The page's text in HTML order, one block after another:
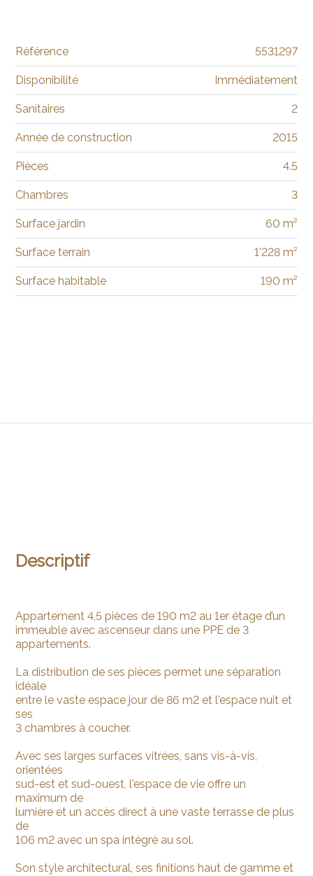
Descriptif
Appartement 4,5 pièces de 190 m2 au 1er étage d’un
immeuble avec ascenseur dans une PPE de 3
appartements.
La distribution de ses pièces permet une séparation
idéale
entre le vaste espace jour de 86 m2 et l'espace nuit et
ses
3 chambres à coucher.
Avec ses larges surfaces vitrées, sans vis-à-vis,
orientées
sud-est et sud-ouest, l'espace de vie offre un
maximum de
lumière et un accès direct à une vaste terrasse de plus
de
106 m2 avec un spa intégré au sol.
Son style architectural, ses finitions haut de gamme et
Référence 5531297
Disponibilité Immédiatement
Sanitaires 2
Année de construction 2015
Pièces 4.5
Chambres 3
Surface jardin 60 m²
Surface terrain 1'228 m²
Surface habitable 190 m²